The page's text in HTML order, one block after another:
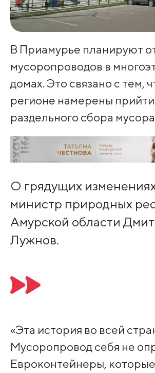
В Приамурье планируют
мусоропроводов в
домах. Это связано с тем,
регионе намерены
раздельного сбора
О грядущих
министр природных
Амурской области
Лужнов.
«Эта история во всей
Мусоропровод себя не
Евроконтейнеры,